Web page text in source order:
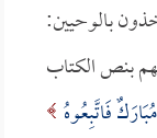
بالوحيين:
بنص الكتاب
فَاتَّبِعُوهُ